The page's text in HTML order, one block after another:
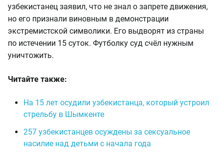
узбекистанец заявил, что не знал о запрете движения,
но его признали виновным в демонстрации
экстремистской символики. Его выдворят из страны
по истечении 15 суток. Футболку суд счёл нужным
уничтожить.
Читайте также:
На 15 лет осудили узбекистанца, который устроил
стрельбу в Шымкенте
257 узбекистанцев осуждены за сексуальное
насилие над детьми с начала года